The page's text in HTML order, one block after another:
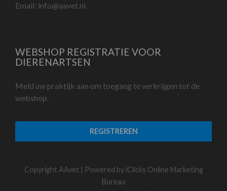
Email: info@aavet.nl
WEBSHOP REGISTRATIE VOOR
DIERENARTSEN
Meld uw praktijk aan om toegang te verkrijgen tot de
webshop.
REGISTREREN
Copyright AAvet | Powered by iClicks Online Marketing
Bureau